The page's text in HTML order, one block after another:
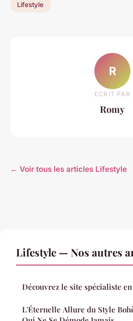
Lifestyle
R
ECRIT PAR
Romy
← Voir tous les articles Lifestyle
Lifestyle — Nos autres
Découvrez le site spécialiste
L'Éternelle Allure du Style